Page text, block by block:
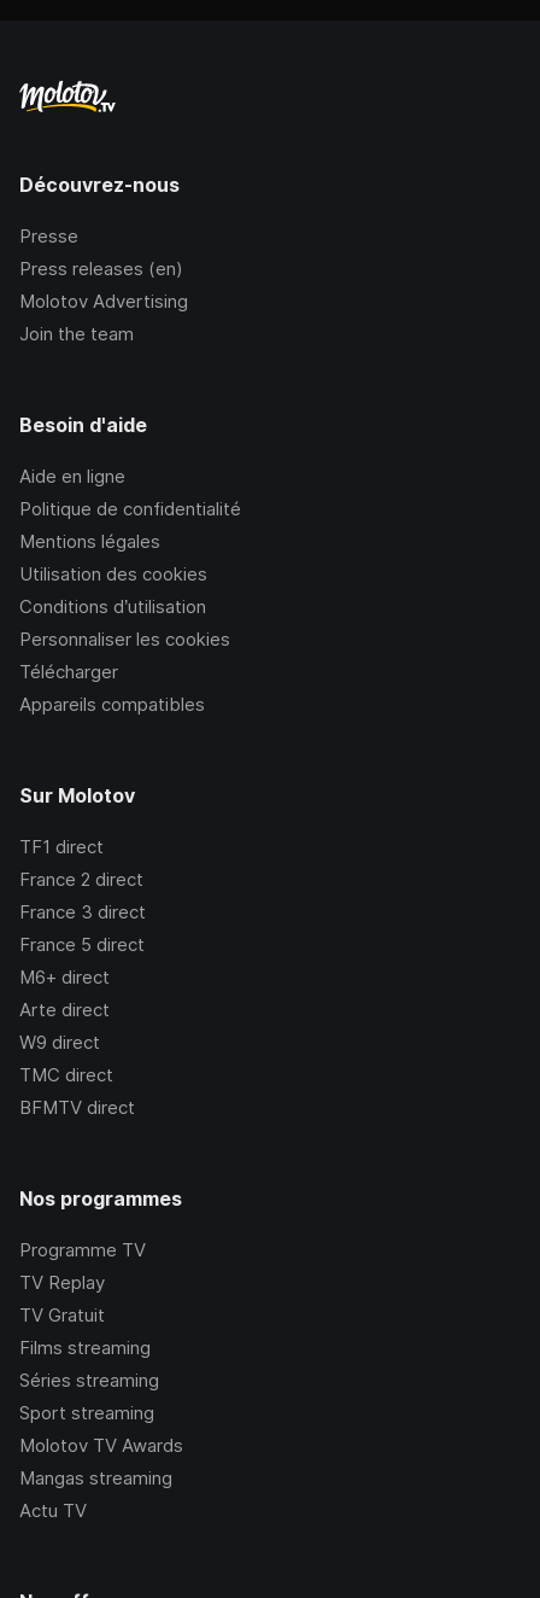
Découvrez-nous
Presse
Press releases (en)
Molotov Advertising
Join the team
Besoin d'aide
Aide en ligne
Politique de confidentialité
Mentions légales
Utilisation des cookies
Conditions d’utilisation
Personnaliser les cookies
Télécharger
Appareils compatibles
Sur Molotov
TF1 direct
France 2 direct
France 3 direct
France 5 direct
M6+ direct
Arte direct
W9 direct
TMC direct
BFMTV direct
Nos programmes
Programme TV
TV Replay
TV Gratuit
Films streaming
Séries streaming
Sport streaming
Molotov TV Awards
Mangas streaming
Actu TV